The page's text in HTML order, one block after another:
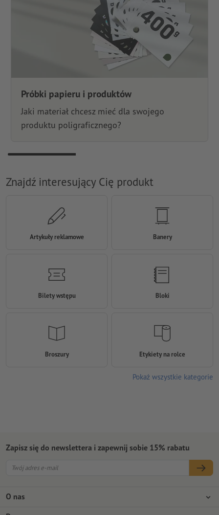
Próbki papieru i produktów
Jaki materiał chcesz mieć dla swojego
produktu poligraficznego?
Znajdź interesujący Cię produkt
Artykuły reklamowe Banery
Bilety wstępu Bloki
Broszury Etykiety na rolce
Pokaż wszystkie kategorie
O nas
Zapisz się do newslettera i zapewnij sobie 15% rabatu